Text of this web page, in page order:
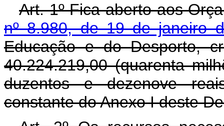
Art. 1º Fica aberto aos
nº 8.980, de 19 de janeiro
Educação e do Desporto,
40.224.219,00 (quarenta
duzentos e dezenove
constante do Anexo I deste